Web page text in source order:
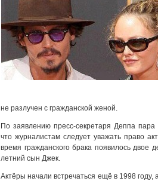
не разлучен с гражданской женой.
По заявлению пресс-секретаря Деппа
что журналистам следует уважать право
время гражданского брака появилось
летний сын Джек.
Актёры начали встречаться ещё в 1998